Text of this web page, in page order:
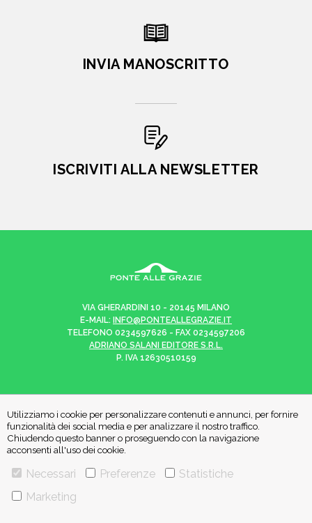
Utilizziamo i cookie per personalizzare contenuti e annunci, per fornire
funzionalità dei social media e per analizzare il nostro traffico.
Chiudendo questo banner o proseguendo con la navigazione
acconsenti all'uso dei cookie.
Necessari Preferenze
Statistiche
Marketing
INVIA MANOSCRITTO
ISCRIVITI ALLA NEWSLETTER
VIA GHERARDINI 10 - 20145 MILANO
E-MAIL: INFO@PONTEALLEGRAZIE.IT
TELEFONO 0234597626 - FAX 0234597206
ADRIANO SALANI EDITORE S.R.L.
P. IVA 12630510159
CHI SIAMO CONTATTI